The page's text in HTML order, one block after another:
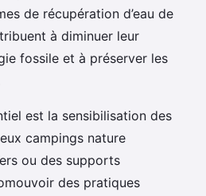
de récupération d’eau de
à diminuer leur
fossile et à préserver les
est la sensibilisation des
campings nature
ou des supports
des pratiques